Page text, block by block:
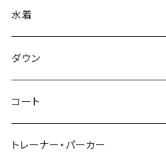
水着
～44/S
46/M
48/L
ダウン
～44/S
46/M
コート
～44/S
トレーナー・パーカー